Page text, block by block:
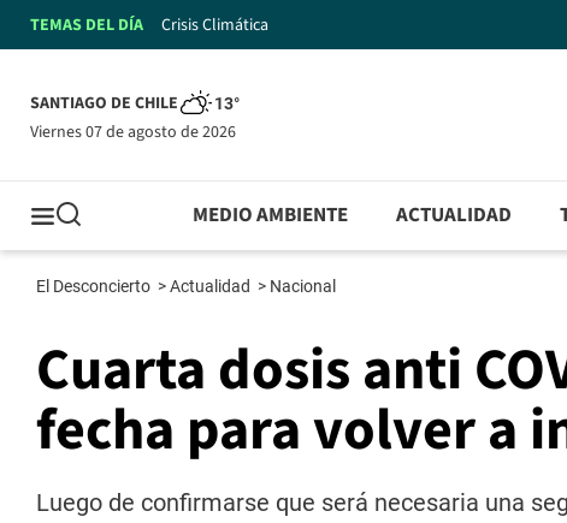
TEMAS DEL DÍA Crisis Climática
SANTIAGO DE CHILE 13°
viernes 07 de agosto de 2026
MEDIO AMBIENTE ACTUALIDAD
El Desconcierto >Actualidad > Nacional
Cuarta dosis anti
fecha para volver a
Luego de confirmarse que será necesaria una